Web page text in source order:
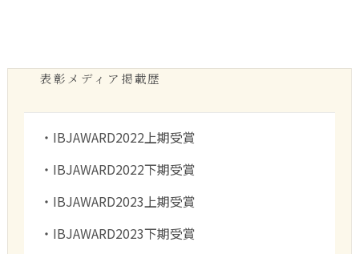
表彰メディア掲載歴
・IBJAWARD2022上期受賞
・IBJAWARD2022下期受賞
・IBJAWARD2023上期受賞
・IBJAWARD2023下期受賞